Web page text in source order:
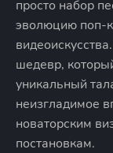
просто набор
эволюцию поп-
шедевр,
уникальный
неизгладимое
новаторским
постановкам.